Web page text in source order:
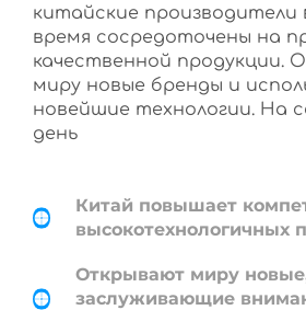
китайские
время сосредоточены на
качественной продукции.
миру новые бренды и
новейшие технологии. На
день
Китай повышает
высокотехнологичных
Открывают миру
заслуживающие